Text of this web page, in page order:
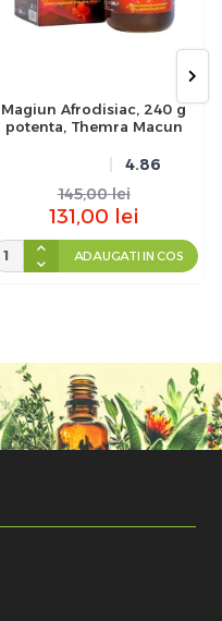
Magiun Afrodisiac, 240 g
potenta, Themra Macun
4.86
145,00 lei
131,00 lei
ADAUGATI IN COS